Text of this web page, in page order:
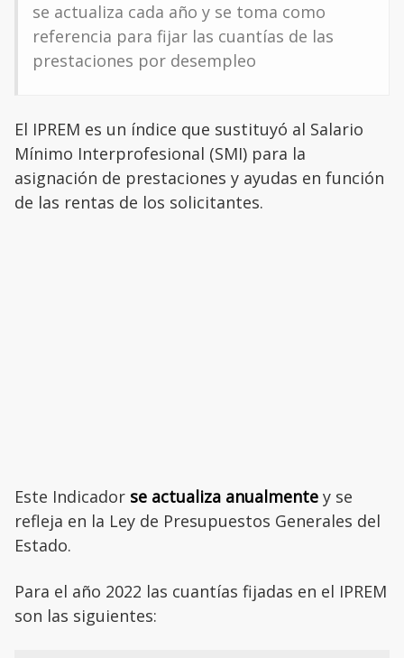
se actualiza cada año y se toma como
referencia para fijar las cuantías de las
prestaciones por desempleo
El IPREM es un índice que sustituyó al Salario
Mínimo Interprofesional (SMI) para la
asignación de prestaciones y ayudas en función
de las rentas de los solicitantes.
Este Indicador se actualiza anualmente y se
refleja en la Ley de Presupuestos Generales del
Estado.
Para el año 2022 las cuantías fijadas en el IPREM
son las siguientes: